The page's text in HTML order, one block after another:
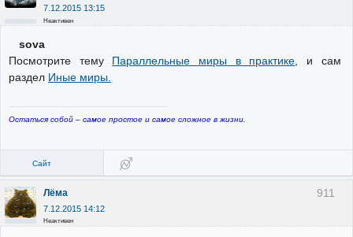
7.12.2015 13:15
Неактивен
sova
Посмотрите тему Параллельные миры в практике , и сам
раздел Иные миры.
Остаться собой – самое простое и самое сложное в жизни.
Сайт
911
Лёма
7.12.2015 14:12
Неактивен